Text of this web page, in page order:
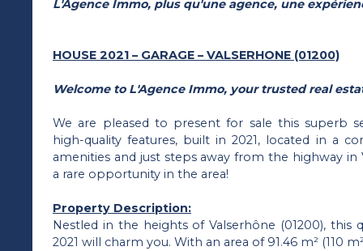
L'Agence Immo, plus qu'une agence, une
HOUSE 2021 – GARAGE – VALSERHONE (01200)
Welcome to L'Agence Immo, your trusted real
We are pleased to present for sale this superb
high-quality features, built in 2021, located in a
amenities and just steps away from the highway in
a rare opportunity in the area!
Property Description:
Nestled in the heights of Valserhône (01200), this
2021 will charm you. With an area of 91.46 m² (110